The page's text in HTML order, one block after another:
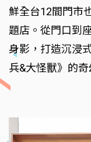
鮮全台12間門市
題店。從門口到
身影，打造沉浸
兵&大怪獸》的奇